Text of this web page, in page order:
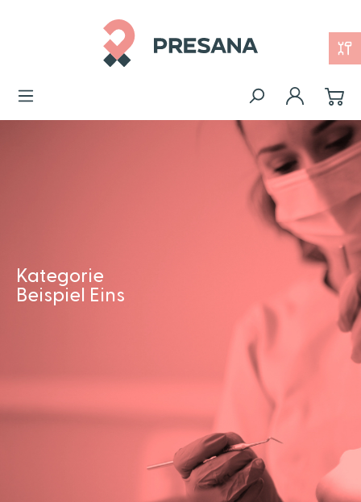
Kategorie
Beispiel Eins